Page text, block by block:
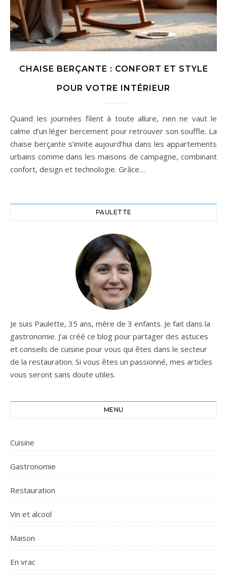
CHAISE BERÇANTE : CONFORT ET STYLE
POUR VOTRE INTÉRIEUR
Quand les journées filent à toute allure, rien ne vaut le
calme d’un léger bercement pour retrouver son souffle. La
chaise berçante s’invite aujourd’hui dans les appartements
urbains comme dans les maisons de campagne, combinant
confort, design et technologie. Grâce…
PAULETTE
Je suis Paulette, 35 ans, mère de 3 enfants. Je fait dans la
gastronomie. J’ai créé ce blog pour partager des astuces
et conseils de cuisine pour vous qui êtes dans le secteur
de la restauration. Si vous êtes un passionné, mes articles
vous seront sans doute utiles.
MENU
Cuisine
Gastronomie
Restauration
Vin et alcool
Maison
En vrac